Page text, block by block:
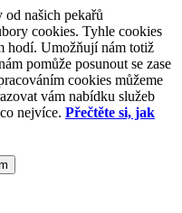
od našich pekařů
cookies. Tyhle cookies
hodí. Umožňují nám totiž
pomůže posunout se zase
cookies můžeme
vám nabídku služeb
nejvíce. Přečtěte si, jak